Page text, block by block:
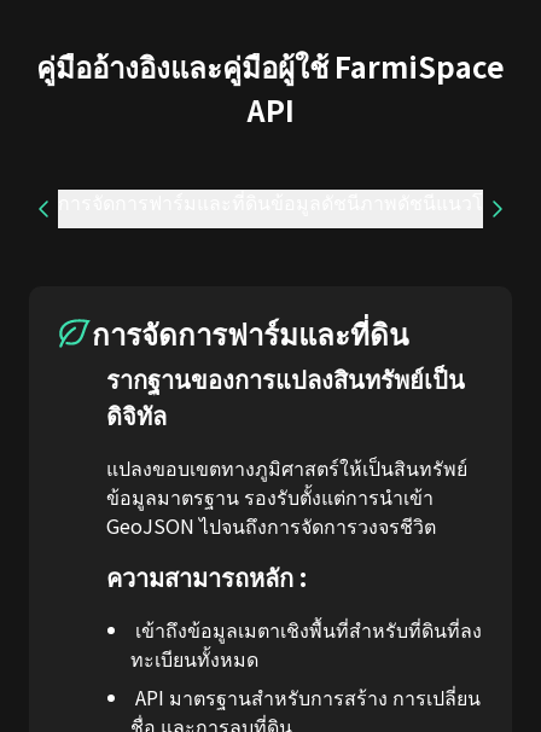
คู่มืออ้างอิงและคู่มือผู้ใช้ FarmiSpace
API
แนวโน้มแ
การจัดการฟาร์มและที่ดิน
รากฐานของการแปลงสินทรัพย์เป็น
ดิจิทัล
แปลงขอบเขตทางภูมิศาสตร์ให้เป็นสินทรัพย์
ข้อมูลมาตรฐาน รองรับตั้งแต่การนำเข้า
GeoJSON ไปจนถึงการจัดการวงจรชีวิต
ความสามารถหลัก :
เข้าถึงข้อมูลเมตาเชิงพื้นที่สำหรับที่ดินที่ลง
ทะเบียนทั้งหมด
API มาตรฐานสำหรับการสร้าง การเปลี่ยน
ชื่อ และการลบที่ดิน